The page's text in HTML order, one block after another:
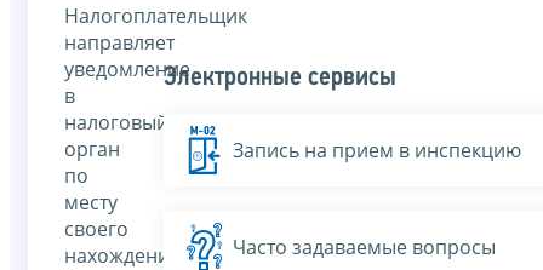
Налогоплательщик
направляет
уведомление
в
налоговый
орган
по
месту
своего
нахождения
Электронные сервисы
Запись на прием в инспекцию
Часто задаваемые вопросы